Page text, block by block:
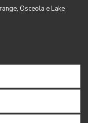
Osceola e Lake